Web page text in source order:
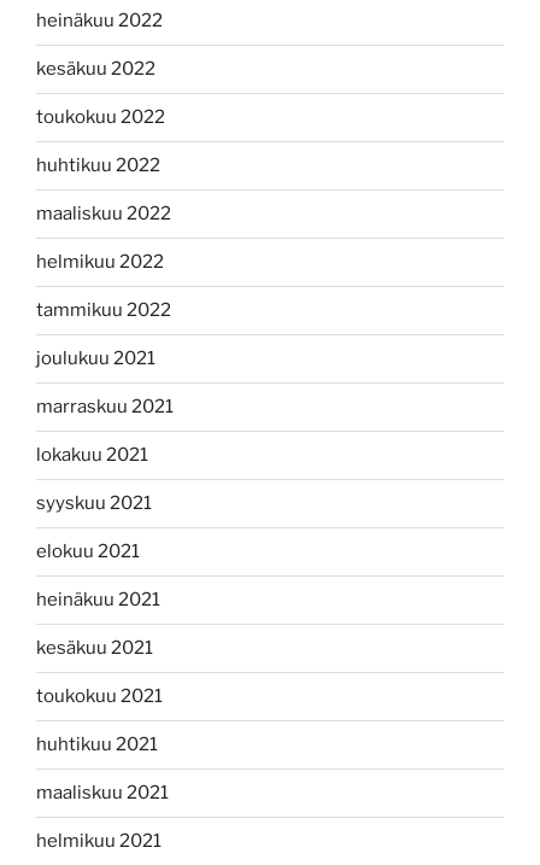
heinäkuu 2022
kesäkuu 2022
toukokuu 2022
huhtikuu 2022
maaliskuu 2022
helmikuu 2022
tammikuu 2022
joulukuu 2021
marraskuu 2021
lokakuu 2021
syyskuu 2021
elokuu 2021
heinäkuu 2021
kesäkuu 2021
toukokuu 2021
huhtikuu 2021
maaliskuu 2021
helmikuu 2021